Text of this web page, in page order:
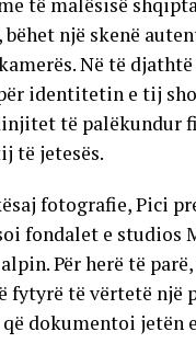
një skenë
Në të
identitetin e tij
të palëkundur
të jetesës.
fotografie, Pici
fondalet e studios
Për herë të
fytyrë të vërtetë një
dokumentoi jetën